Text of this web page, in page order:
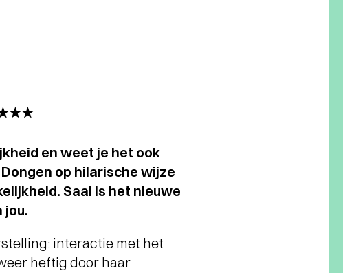
en weet je het ook
op hilarische wijze
Saai is het nieuwe
jou.
interactie met het
heftig door haar